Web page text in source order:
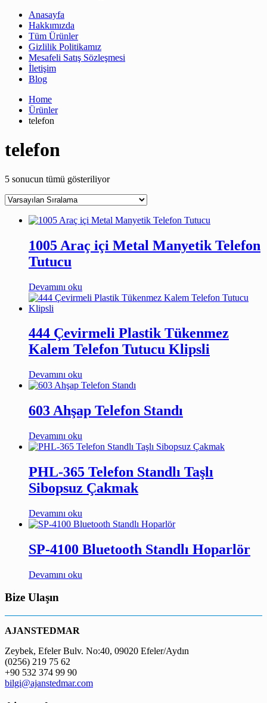
Anasayfa
Hakkımızda
Tüm Ürünler
Gizlilik Politikamız
Mesafeli Satış Sözleşmesi
İletişim
Blog
Home
Ürünler
telefon
telefon
5 sonucun tümü gösteriliyor
1005 Araç içi Metal Manyetik Telefon
Tutucu
Devamını oku
444 Çevirmeli Plastik Tükenmez
Kalem Telefon Tutucu Klipsli
Devamını oku
603 Ahşap Telefon Standı
Devamını oku
PHL-365 Telefon Standlı Taşlı
Sibopsuz Çakmak
Devamını oku
SP-4100 Bluetooth Standlı Hoparlör
Devamını oku
Bize Ulaşın
AJANSTEDMAR
Zeybek, Efeler Bulv. No:40, 09020 Efeler/Aydın
(0256) 219 75 62
+90 532 374 99 90
bilgi@ajanstedmar.com